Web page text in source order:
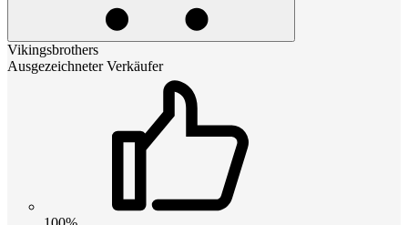
Vikingsbrothers
Ausgezeichneter Verkäufer